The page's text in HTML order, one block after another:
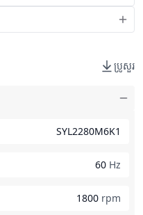
ប្រូសួរ
SYL2280M6K1
60 Hz
1800 rpm